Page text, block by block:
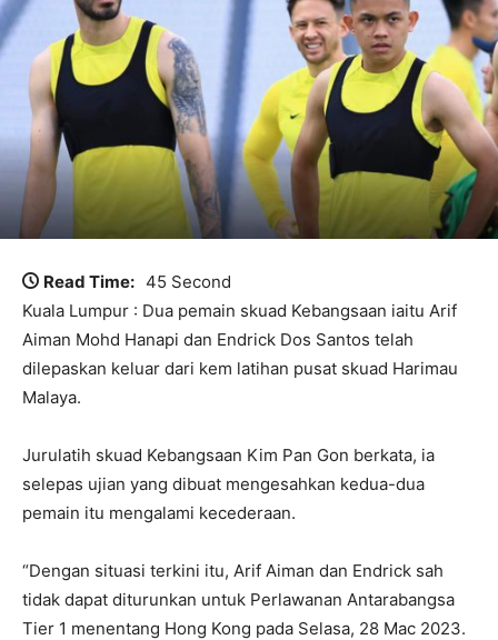
Read Time: 45 Second
Kuala Lumpur : Dua pemain skuad Kebangsaan iaitu Arif
Aiman Mohd Hanapi dan Endrick Dos Santos telah
dilepaskan keluar dari kem latihan pusat skuad Harimau
Malaya.
Jurulatih skuad Kebangsaan Kim Pan Gon berkata, ia
selepas ujian yang dibuat mengesahkan kedua-dua
pemain itu mengalami kecederaan.
“Dengan situasi terkini itu, Arif Aiman dan Endrick sah
tidak dapat diturunkan untuk Perlawanan Antarabangsa
Tier 1 menentang Hong Kong pada Selasa, 28 Mac 2023.